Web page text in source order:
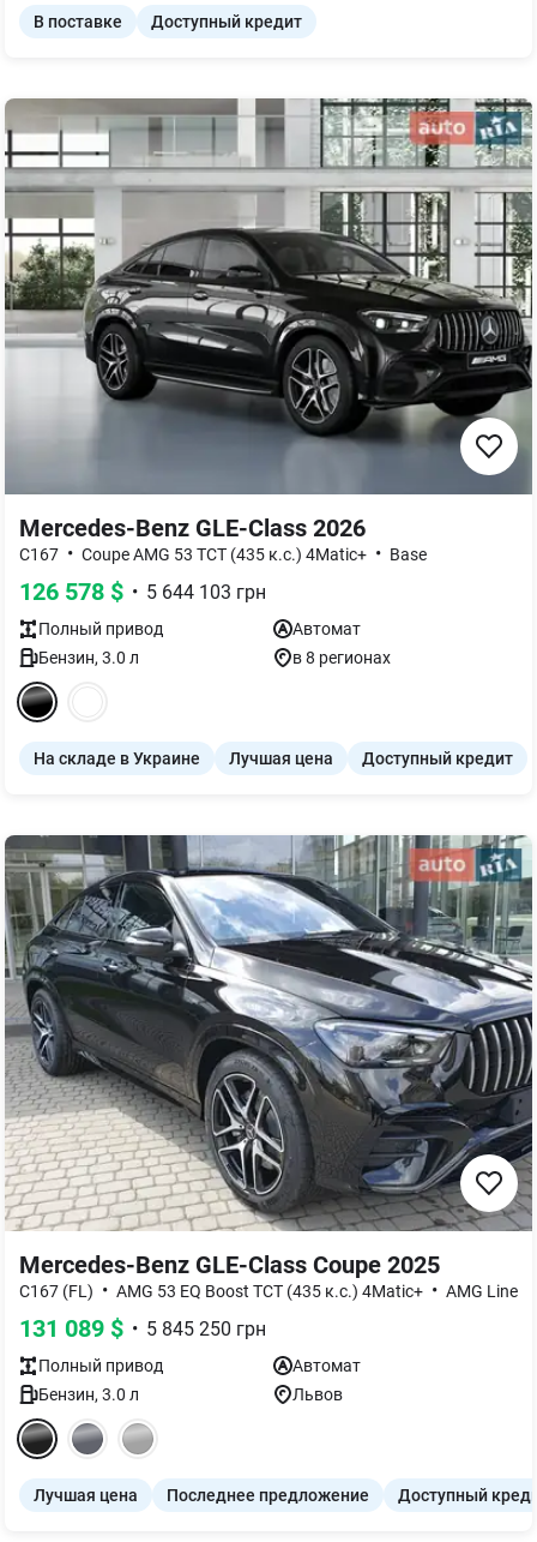
В поставке Доступный кредит
Mercedes-Benz GLE-Class 2026
C167 • Coupe AMG 53 TCT (435 к.с.) 4Matic+ • Base
126 578 $ • 5 644 103 грн
Полный привод
Автомат
Бензин, 3.0 л в 8 регионах
На складе в Украине Лучшая цена Доступный кредит
Mercedes-Benz GLE-Class Coupe 2025
C167 (FL) • AMG 53 EQ Boost TCT (435 к.с.) 4Matic+ • AMG Line
131 089 $ • 5 845 250 грн
Полный привод
Автомат
Бензин, 3.0 л Львов
Лучшая цена Последнее предложение Доступный